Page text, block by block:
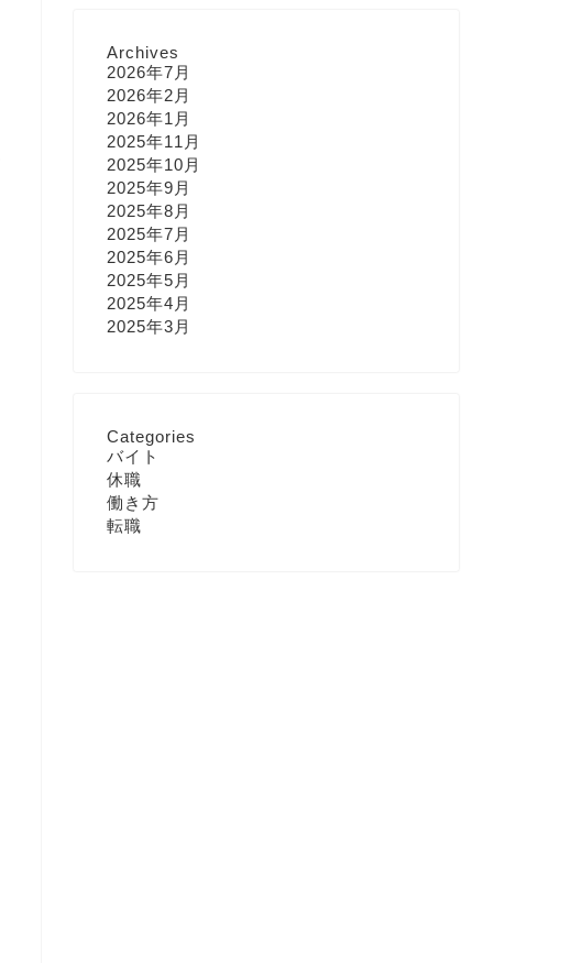
Archives
2026年7月
2026年2月
2026年1月
2025年11月
2025年10月
2025年9月
2025年8月
2025年7月
2025年6月
2025年5月
2025年4月
2025年3月
Categories
バイト
休職
働き方
転職